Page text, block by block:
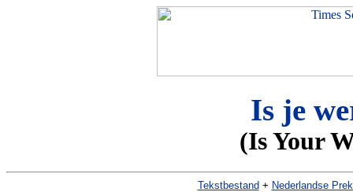
Is je
(Is Your
Tekstbestand + Nederlandse